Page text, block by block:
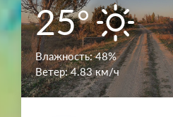
25°
Влажность:48%
Ветер:4.83 км/ч